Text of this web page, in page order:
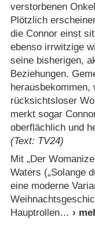
verstorbenen
Plötzlich
die Connor einst
ebenso irrwitzige
seine bisherigen,
Beziehungen.
herausbekommen,
rücksichtsloser
merkt sogar
oberflächlich und
(Text: TV24)
Mit „Der
Waters („Solange
eine moderne
Hauptrollen